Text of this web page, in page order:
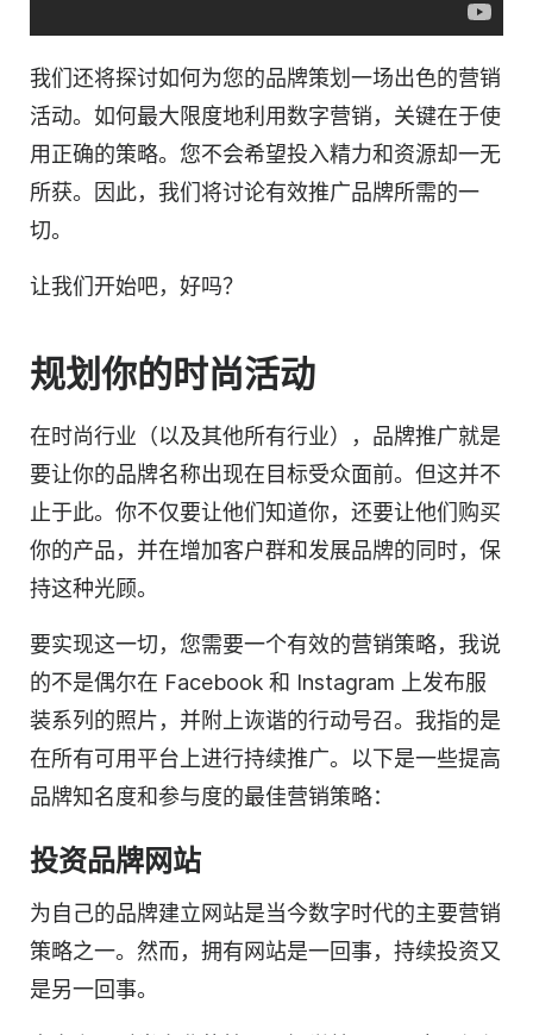
我们还将探讨如何为您的品牌策划一场出色的营销
活动。如何最大限度地利用数字营销，关键在于使
用正确的策略。您不会希望投入精力和资源却一无
所获。因此，我们将讨论有效推广品牌所需的一
切。
让我们开始吧，好吗？
规划你的时尚活动
在时尚行业（以及其他所有行业），品牌推广就是
要让你的品牌名称出现在目标受众面前。但这并不
止于此。你不仅要让他们知道你，还要让他们购买
你的产品，并在增加客户群和发展品牌的同时，保
持这种光顾。
要实现这一切，您需要一个有效的营销策略，我说
的不是偶尔在 Facebook 和 Instagram 上发布服
装系列的照片，并附上诙谐的行动号召。我指的是
在所有可用平台上进行持续推广。以下是一些提高
品牌知名度和参与度的最佳营销策略：
投资品牌网站
为自己的品牌建立网站是当今数字时代的主要营销
策略之一。然而，拥有网站是一回事，持续投资又
是另一回事。